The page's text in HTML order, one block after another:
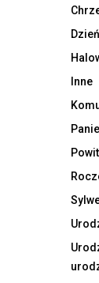
Inne